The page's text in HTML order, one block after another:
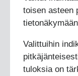
toisen asteen
Valittuihin
tuloksia on